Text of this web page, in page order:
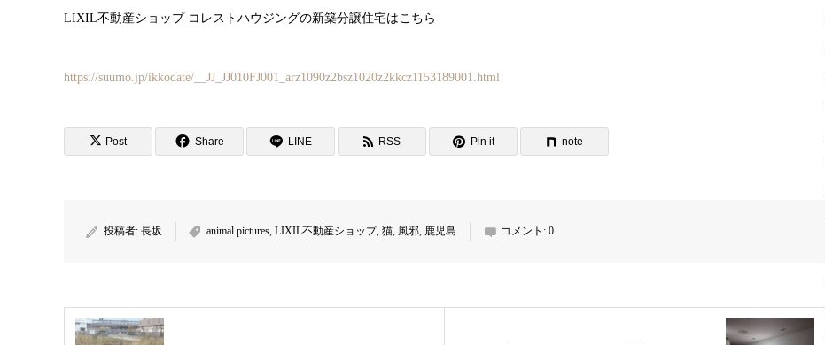
LIXIL不動産ショップ コレストハウジングの新築分譲住宅はこちら
https://suumo.jp/ikkodate/__JJ_JJ010FJ001_arz1090z2bsz1020z2kkcz1153189001.html
Post Share LINE RSS Pin it note
投稿者: 長坂 animal pictures, LIXIL不動産ショップ, 猫, 風邪, 鹿児島 コメント: 0